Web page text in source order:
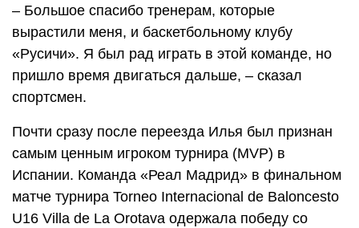
– Большое спасибо тренерам, которые
вырастили меня, и баскетбольному клубу
«Русичи». Я был рад играть в этой команде, но
пришло время двигаться дальше, – сказал
спортсмен.
Почти сразу после переезда Илья был признан
самым ценным игроком турнира (MVP) в
Испании. Команда «Реал Мадрид» в финальном
матче турнира Torneo Internacional de Baloncesto
U16 Villa de La Orotava одержала победу со